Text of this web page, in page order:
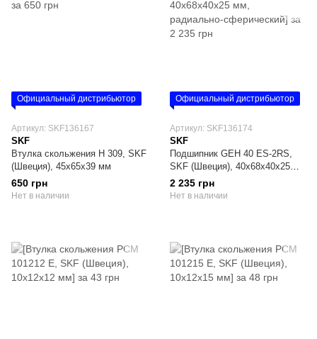
Официальный дистрибьютор
Артикул: SKF136167
SKF
Втулка скольжения H 309, SKF
(Швеция), 45х65х39 мм
650 грн
Нет в наличии
Официальный дистрибьютор
Артикул: SKF136174
SKF
Подшипник GEH 40 ES-2RS,
SKF (Швеция), 40х68х40х25
мм, радиально-сферический
2 235 грн
Нет в наличии